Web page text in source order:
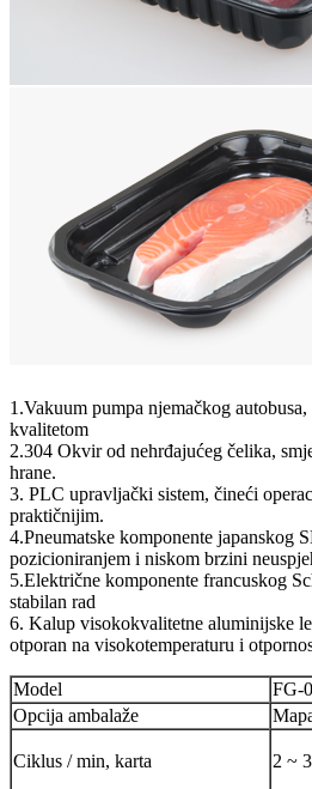
1.Vakuum pumpa njemačkog
kvalitetom
2.304 Okvir od nehrđajućeg čelika,
hrane.
3. PLC upravljački sistem, čineći
praktičnijim.
4.Pneumatske komponente japanskog
pozicioniranjem i niskom brzini
5.Električne komponente francuskog
stabilan rad
6. Kalup visokokvalitetne aluminijske
otporan na visokotemperaturu i
Model
FG-
Opcija ambalaže
Ciklus / min, karta
2 ~ 3